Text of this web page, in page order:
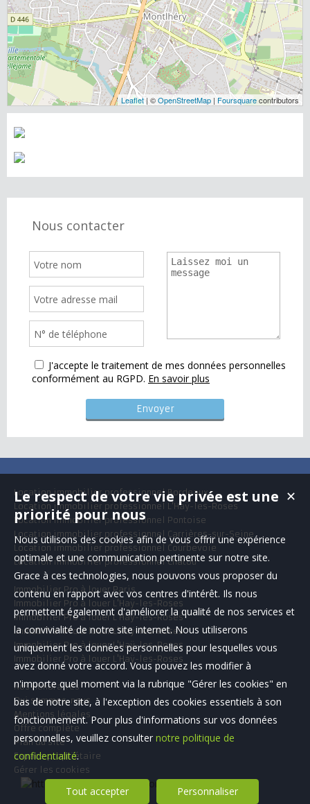
Leaflet| ©OpenStreetMap | Foursquarecontributors
Nous contacter
J'accepte le traitement de mes données personnelles
conformément au RGPD. En savoir plus
Location immobilier professionnel Bordeaux
Location immobilier professionnel L'Haÿ-les-Roses
Location immobilier professionnel Pontoise
Location immobilier professionnel Carrières-sur-Seine
Location immobilier professionnel Courbevoie
Location immobilier professionnel Chatou
Immobilier Pro à louer Paris
Immobilier Pro à louer L'Haÿ-les-Roses
Immobilier Pro à louer L'Haÿ-les-Roses
Immobilier Pro à louer L'Haÿ-les-Roses
Immobilier Pro à louer L'Haÿ-les-Roses
Immobilier Pro à louer L'Haÿ-les-Roses
Nos Honoraires
Qui sommes-nous
Mentions légales
Offre complète
Plan du site
Espace propriétaire
Gérer les cookies
✕
Le respect de votre vie privée est une
priorité pour nous
Nous utilisons des cookies afin de vous offrir une expérience
optimale et une communication pertinente sur notre site.
Grace à ces technologies, nous pouvons vous proposer du
contenu en rapport avec vos centres d'intérêt. Ils nous
permettent également d'améliorer la qualité de nos services et
la convivialité de notre site internet. Nous utiliserons
uniquement les données personnelles pour lesquelles vous
avez donné votre accord. Vous pouvez les modifier à
n'importe quel moment via la rubrique "Gérer les cookies" en
bas de notre site, à l'exception des cookies essentiels à son
fonctionnement. Pour plus d'informations sur vos données
personnelles, veuillez consulter notre politique de
confidentialité.
Tout accepter Personnaliser